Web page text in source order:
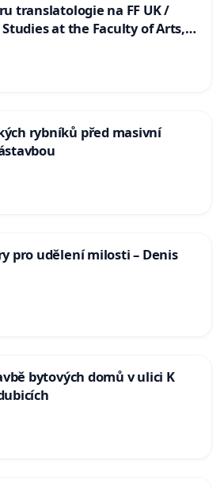
translatologie na FF UK /
at the Faculty of Arts,
rybníků před masivní
pro udělení milosti – Denis
bytových domů v ulici K